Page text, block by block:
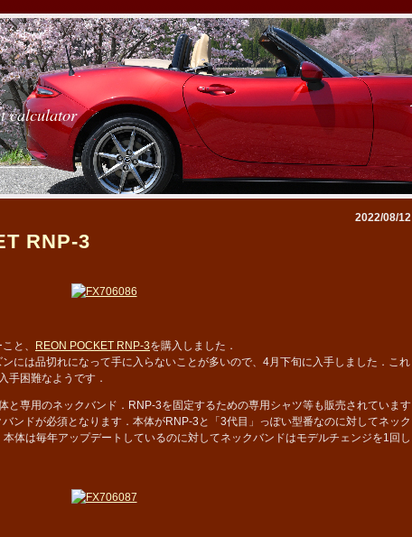
calculator
2022/08/12
RNP-3
と、 REON POCKET RNP-3を購入しました．
には品切れになって手に入らないことが多いので、4月下旬に入手しました．これ
手困難なようです．
専用のネックバンド．RNP-3を固定するための専用シャツ等も販売されています
ンドが必須となります．本体がRNP-3と「3代目」っぽい型番なのに対してネック
体は毎年アップデートしているのに対してネックバンドはモデルチェンジを1回し